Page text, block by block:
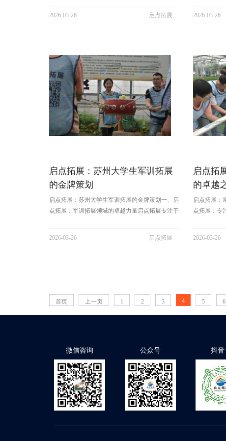
动，首当其冲的是能够塑造坚毅的品格。军事训练
2026-03-26 启点拓展
沪皖地区，
2026-03-26
启点拓展：苏州大学生军训拓展
的金牌策划
启点拓展：苏州大学生军训拓展的金牌策划一、启
点拓展：军训拓展领域的卓越力量启点拓展专注于
领域。公司在江浙沪皖地区拥有庞大的资源网络，
2026-03-26 启点拓展
启点拓
的卓越
启点拓展：
点拓展：专
浙沪皖地区
2026-03-26
首页 上一页 1 2 3 4 5 6
微信咨询 公众号 抖音